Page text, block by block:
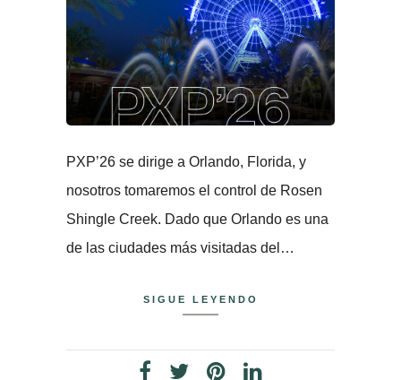
PXP’26 se dirige a Orlando, Florida, y
nosotros tomaremos el control de Rosen
Shingle Creek. Dado que Orlando es una
de las ciudades más visitadas del…
SIGUE LEYENDO